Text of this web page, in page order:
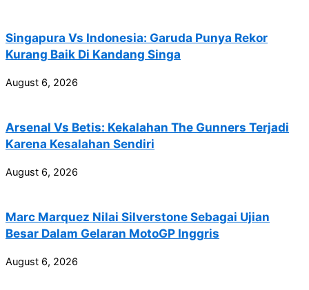
Singapura Vs Indonesia: Garuda Punya Rekor
Kurang Baik Di Kandang Singa
August 6, 2026
Arsenal Vs Betis: Kekalahan The Gunners Terjadi
Karena Kesalahan Sendiri
August 6, 2026
Marc Marquez Nilai Silverstone Sebagai Ujian
Besar Dalam Gelaran MotoGP Inggris
August 6, 2026